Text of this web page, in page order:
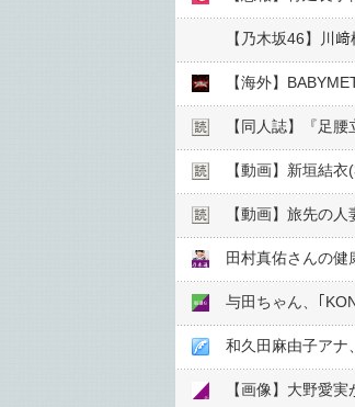
【乃木坂46】川
【海外】
【同人誌】『足
【動画】旅先の
田村真佑さんの
与田ちゃん、｢
和久田麻由子アナ
【画像】大野愛